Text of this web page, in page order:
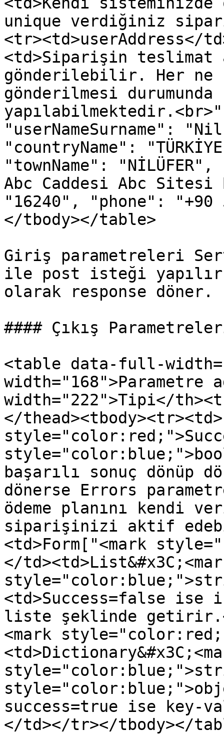
unique verdiğiniz
<tr><td>userAddress</
<td>Siparişin
gönderilebilir. Her ne
gönderilmesi
"userNameSurname":
"countryName":
"townName":
Abc Caddesi Abc
"16240", "phone":
</tbody></table>
Giriş parametreleri
ile post isteği yapılır.
olarak response döner.
#### Çıkış
<table data-full-
width="168">Parametre
width="222">Tipi</
</
başarılı sonuç dönüp
dönerse Errors
ödeme planını kendi
siparişinizi aktif
<td>Form["<mark
</
<td>Success=false
liste şeklinde
<mark
success=true ise key-
</td></tr></tbody></